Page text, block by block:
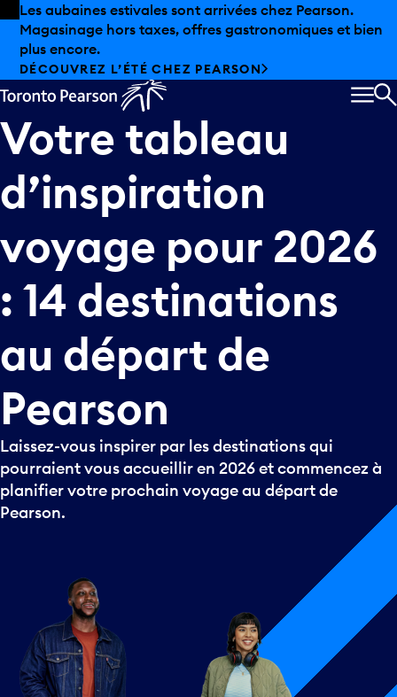
Skip to offers
Passer au contenu principal
Les aubaines estivales sont arrivées chez Pearson.
Magasinage hors taxes, offres gastronomiques et bien
plus encore.
DÉCOUVREZ L’ÉTÉ CHEZ PEARSON
Votretableau
d’inspiration
voyage pour 2026
: 14 destinations
au départ de
Pearson
Laissez-vous inspirer par les destinations qui
pourraient vous accueillir en 2026 et commencez à
planifier votre prochain voyage au départ de
Pearson.